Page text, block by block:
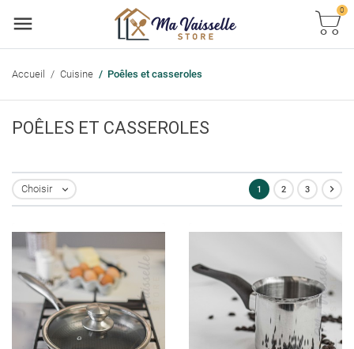
0
Accueil Cuisine Poêles et casseroles
POÊLES ET CASSEROLES
Choisir  1 2 3 